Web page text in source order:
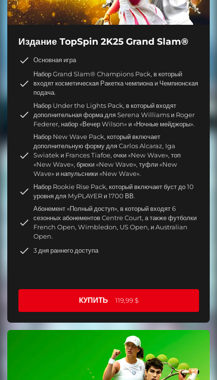
Издание TopSpin 2K25 Grand Slam®
Основная игра
Набор Grand Slam® Champions Pack, в который
входят косметическая Ракетка чемпиона и Чемпионская
подача.
Набор Under the Lights Pack, в который входят
дополнительная форма для Serena Williams и Roger
Federer, набор «Вечер Wilson» и «Ночные мейджоры».
Набор New Wave Pack, который включает
дополнительную форму для Carlos Alcaraz, Iga
Swiatek и Frances Tiafoe, очки «New Wave», топ
«New Wave», брюки «New Wave», туфли «New
Wave» и напульсники «New Wave».
Набор Rookie Rise Pack, который включает буст до 10
уровня для MyPLAYER и 1700 ВВ.
Абонемент «Полный доступ», в который входят 6
сезонных абонементов Centre Court, а также футболки
French Open, Wimbledon, US Open, и Australian
Open.
3 дня раннего доступа
КУПИТЬ 119,99 $